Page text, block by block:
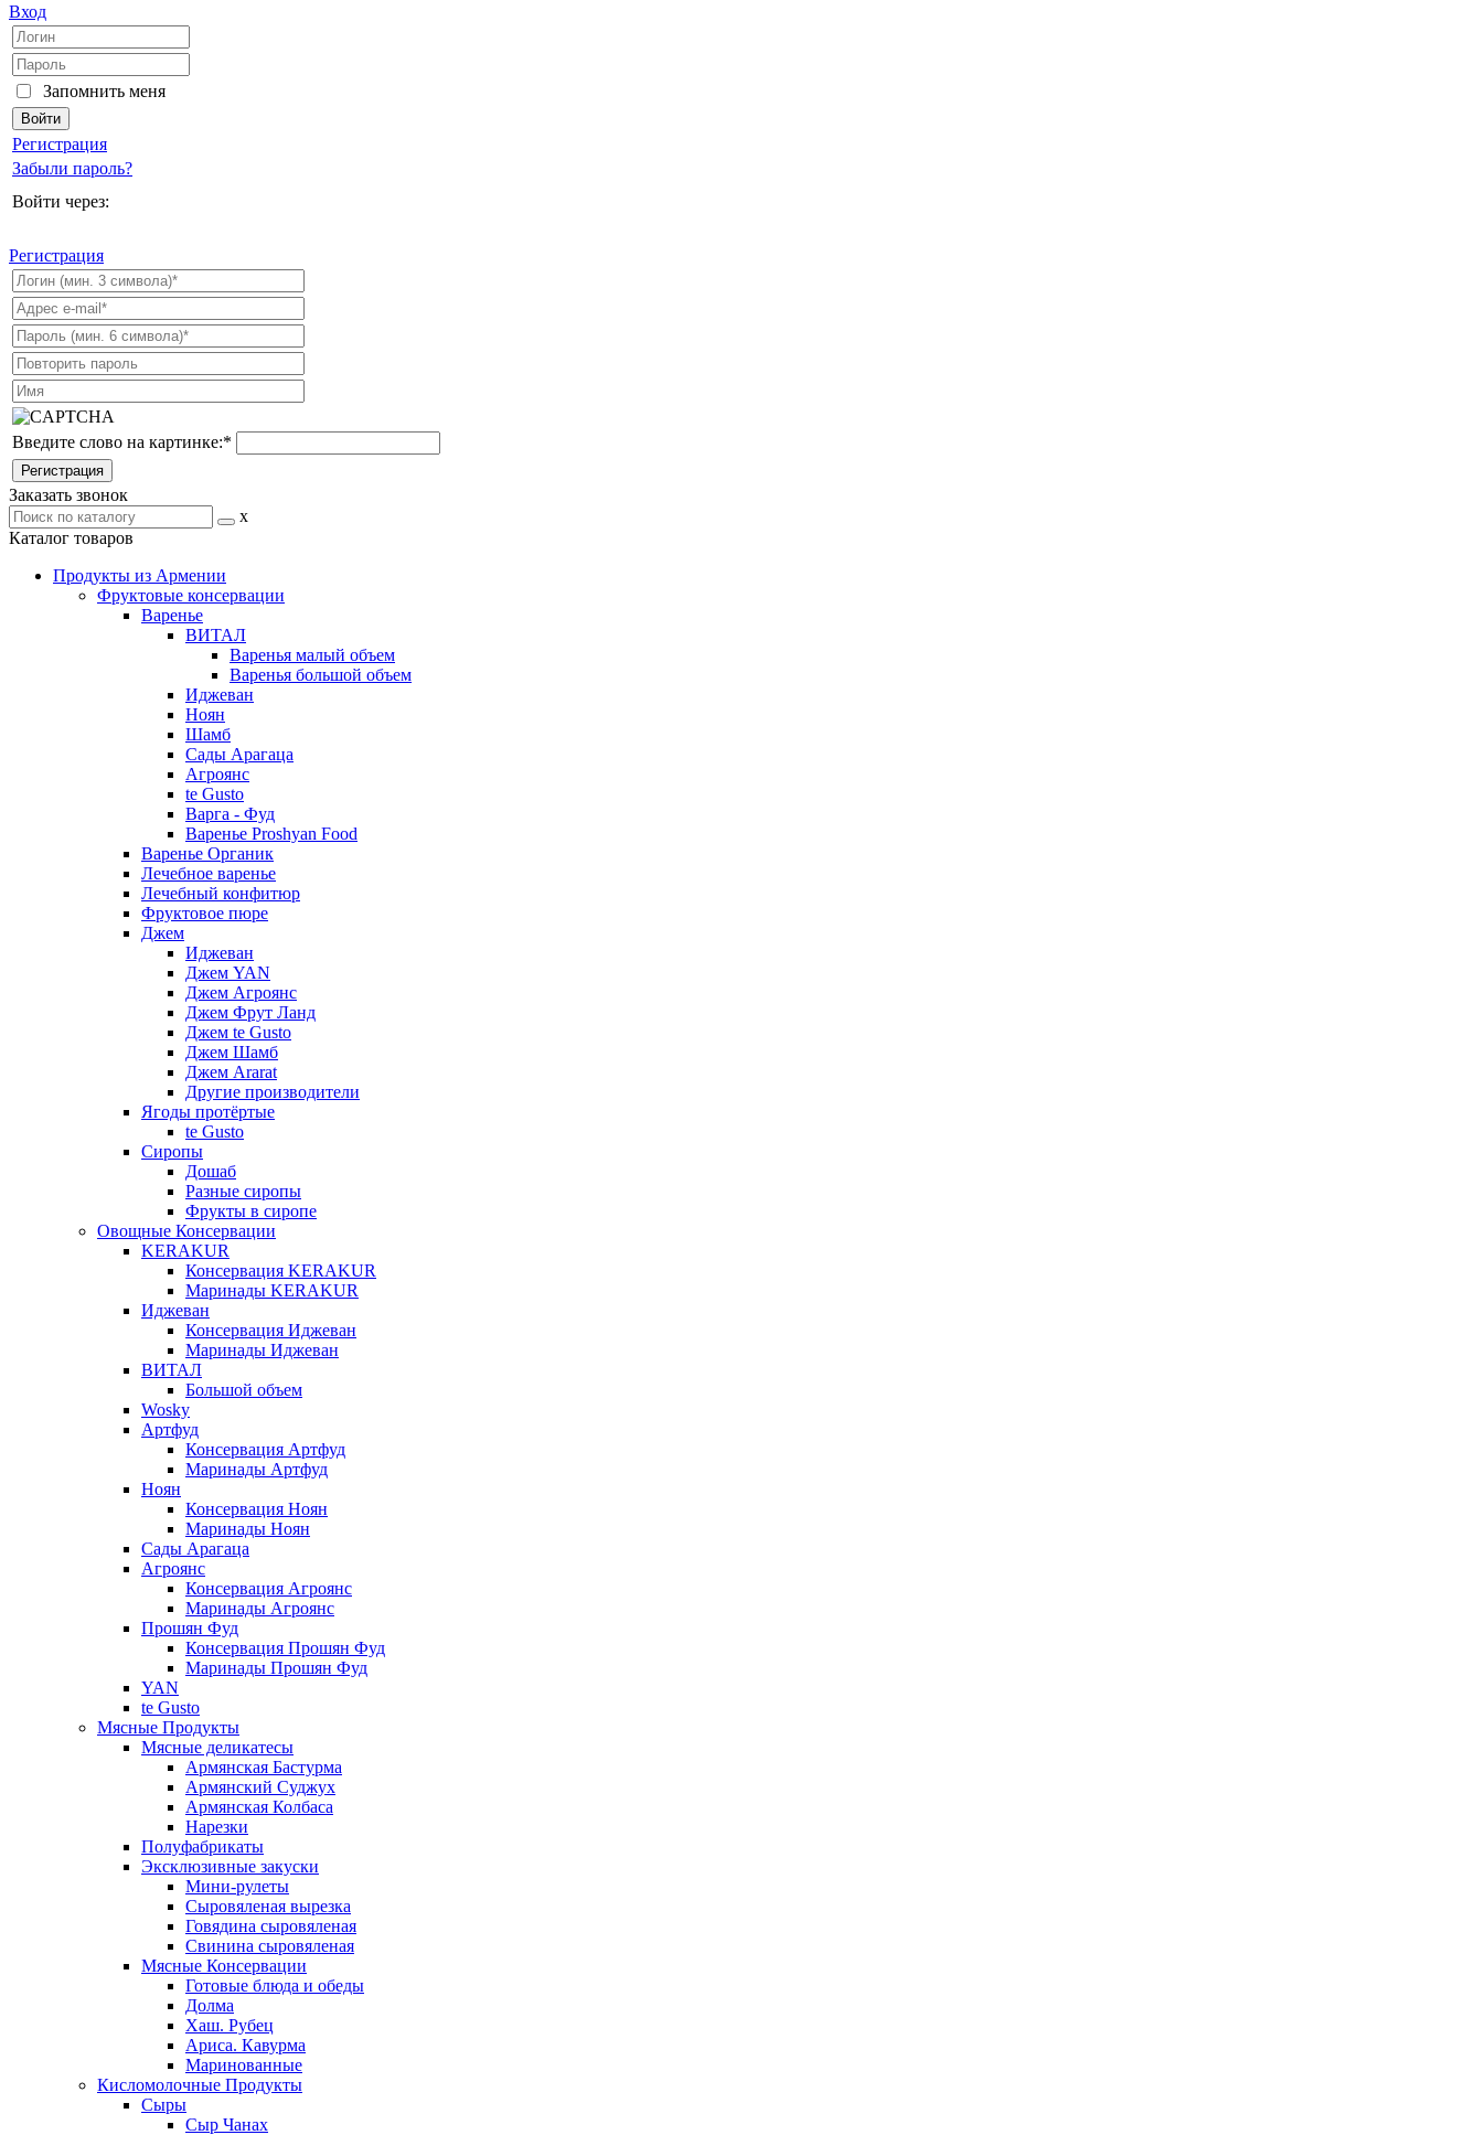
Вход
Запомнить меня
Регистрация
Забыли пароль?
Войти через:
Регистрация
Введите слово на картинке:*
Заказать звонок
x
Каталог товаров
Продукты из Армении
Фруктовые консервации
Варенье
ВИТАЛ
Варенья малый объем
Варенья большой объем
Иджеван
Ноян
Шамб
Сады Арагаца
Агроянс
te Gusto
Варга - Фуд
Варенье Proshyan Food
Варенье Органик
Лечебное варенье
Лечебный конфитюр
Фруктовое пюре
Джем
Иджеван
Джем YAN
Джем Агроянс
Джем Фрут Ланд
Джем te Gusto
Джем Шамб
Джем Ararat
Другие производители
Ягоды протёртые
te Gusto
Сиропы
Дошаб
Разные сиропы
Фрукты в сиропе
Овощные Консервации
KERAKUR
Консервация KERAKUR
Маринады KERAKUR
Иджеван
Консервация Иджеван
Маринады Иджеван
ВИТАЛ
Большой объем
Wosky
Артфуд
Консервация Артфуд
Маринады Артфуд
Ноян
Консервация Ноян
Маринады Ноян
Сады Арагаца
Агроянс
Консервация Агроянс
Маринады Агроянс
Прошян Фуд
Консервация Прошян Фуд
Маринады Прошян Фуд
YAN
te Gusto
Мясные Продукты
Мясные деликатесы
Армянская Бастурма
Армянский Суджух
Армянская Колбаса
Нарезки
Полуфабрикаты
Эксклюзивные закуски
Мини-рулеты
Сыровяленая вырезка
Говядина сыровяленая
Свинина сыровяленая
Мясные Консервации
Готовые блюда и обеды
Долма
Хаш. Рубец
Ариса. Кавурма
Маринованные
Кисломолочные Продукты
Сыры
Сыр Чанах